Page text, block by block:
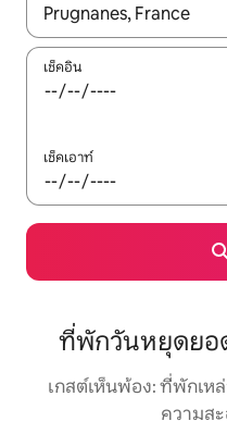
ใช้ลูกศรขึ้นลง หรือใช้การสั
เช็คอิน
เช็คเอาท์
ที่พักวันหยุดยอ
เกสต์เห็นพ้อง: ที่พักเห
ความส